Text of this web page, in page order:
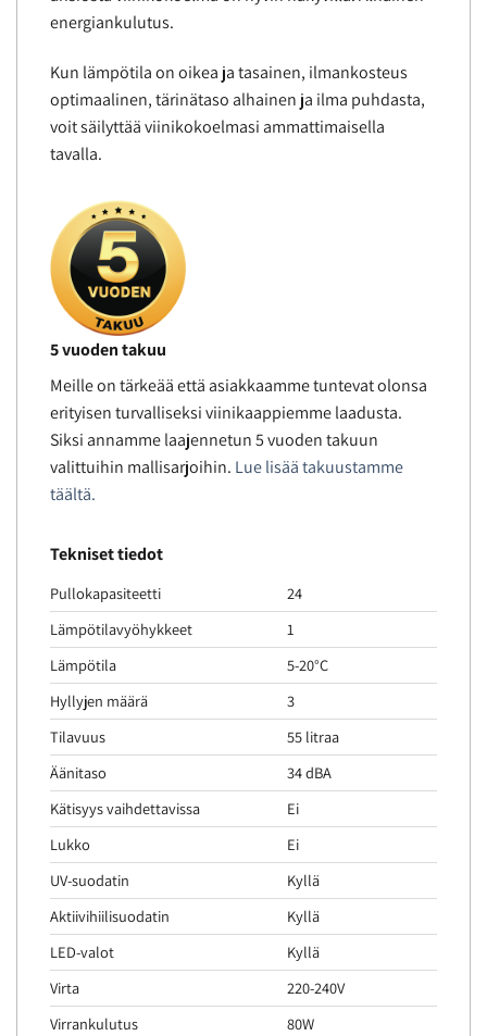
energiankulutus.
Kun lämpötila on oikea ja tasainen, ilmankosteus
optimaalinen, tärinätaso alhainen ja ilma puhdasta,
voit säilyttää viinikokoelmasi ammattimaisella
tavalla.
5 vuoden takuu
Meille on tärkeää että asiakkaamme tuntevat olonsa
erityisen turvalliseksi viinikaappiemme laadusta.
Siksi annamme laajennetun 5 vuoden takuun
valittuihin mallisarjoihin. Lue lisää takuustamme
täältä.
Tekniset tiedot
Pullokapasiteetti
24
Lämpötilavyöhykkeet
1
Lämpötila
5-20°C
Hyllyjen määrä
3
Tilavuus
55 litraa
Äänitaso
34 dBA
Kätisyys vaihdettavissa
Ei
Lukko
Ei
UV-suodatin
Kyllä
Aktiivihiilisuodatin
Kyllä
LED-valot
Kyllä
Virta
220-240V
Virrankulutus
80W